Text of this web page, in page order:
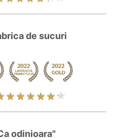
de sucuri
odinioara"